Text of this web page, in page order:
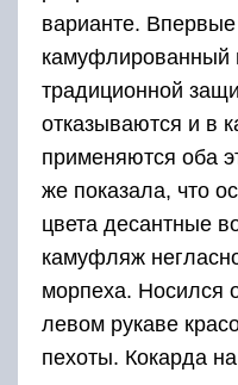
варианте.
камуфлированный
традиционной
отказываются и в
применяются оба
же показала, что
цвета десантные
камуфляж
морпеха. Носился
левом рукаве
пехоты. Кокарда